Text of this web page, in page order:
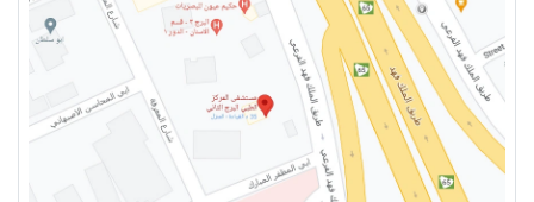
ضعف نظر في العين اليسرى